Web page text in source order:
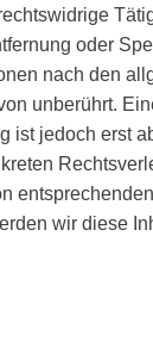
oder
nach den
unberührt.
ist jedoch erst
entsprechenden
wir diese